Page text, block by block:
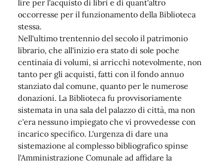
lire per l'acquisto di libri e di quant'altro
occorresse per il funzionamento della Biblioteca
stessa.
Nell'ultimo trentennio del secolo il patrimonio
librario, che all'inizio era stato di sole poche
centinaia di volumi, si arricchì notevolmente, non
tanto per gli acquisti, fatti con il fondo annuo
stanziato dal comune, quanto per le numerose
donazioni. La Biblioteca fu provvisoriamente
sistemata in una sala del palazzo di città, ma non
c'era nessuno impiegato che vi provvedesse con
incarico specifico. L'urgenza di dare una
sistemazione al complesso bibliografico spinse
l'Amministrazione Comunale ad affidare la